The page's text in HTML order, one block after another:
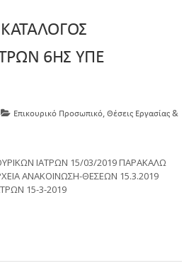
6ΗΣ ΥΠΕ
Επικουρικό Προσωπικό, Θέσεις Εργασίας &
ΙΑΤΡΩΝ 15/03/2019 ΠΑΡΑΚΑΛΩ
ΑΝΑΚΟΙΝΩΣΗ-ΘΕΣΕΩΝ 15.3.2019
15-3-2019